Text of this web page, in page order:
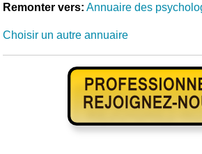
Remonter vers: Annuaire des
Choisir un autre annuaire